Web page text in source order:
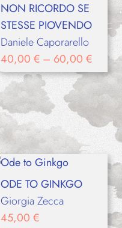
NON RICORDO SE
STESSE PIOVENDO
Daniele Caporarello
40,00 € – 60,00 €
ODE TO GINKGO
Giorgia Zecca
45,00 €